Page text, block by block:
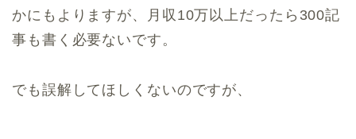
かにもよりますが、月収10万以上だったら300記
事も書く必要ないです。
でも誤解してほしくないのですが、